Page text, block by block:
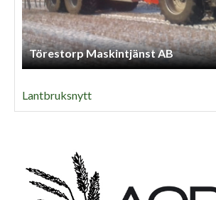
Törestorp Maskintjänst AB
Lantbruksnytt